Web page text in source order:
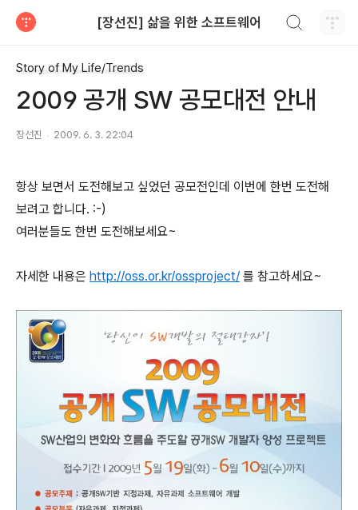
[장선진] 삶을 위한 소프트웨어
Story of My Life/Trends
2009 공개 SW 공모대전 안내
장선진 2009. 6. 3. 22:04
항상 보면서 도전해보고 싶었던 공모전인데 이번에 한번 도전해
보려고 합니다. :-)
여러분들도 한번 도전해보세요~
자세한 내용은 http://oss.or.kr/ossproject/ 를 참고하세요~